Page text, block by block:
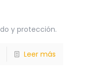
y protección.
Leer más